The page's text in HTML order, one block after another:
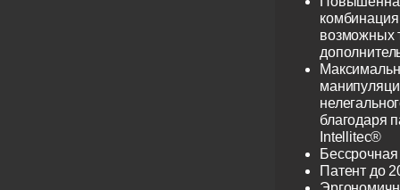
возможных
благодаря
Intellitec®
Патент до